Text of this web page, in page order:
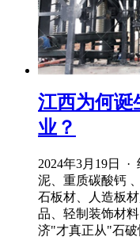
江西为何诞
业？
2024年3月19日 ·
泥、重质碳酸钙
石板材、人造板
品、轻制装饰材
济"才真正从"石